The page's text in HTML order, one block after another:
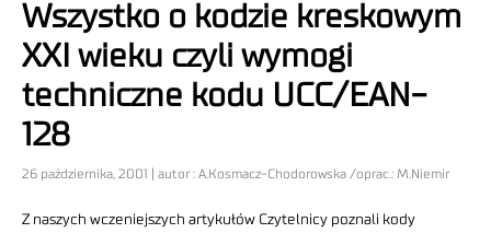
Wszystko o kodzie kreskowym
XXI wieku czyli wymogi
techniczne kodu UCC/EAN-
128
26 października, 2001 | autor : A.Kosmacz-Chodorowska /oprac.: M.Niemir
Z naszych wczeniejszych artykułów Czytelnicy poznali kody